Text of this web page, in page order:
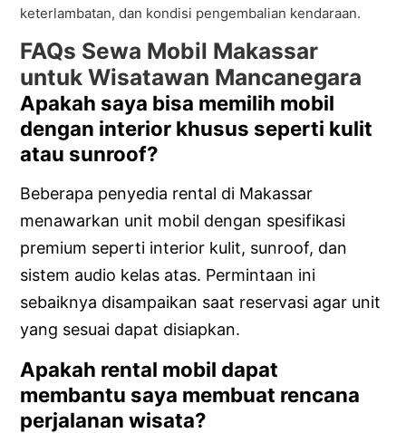
keterlambatan, dan kondisi pengembalian kendaraan.
FAQs Sewa Mobil Makassar
untuk Wisatawan Mancanegara
Apakah saya bisa memilih mobil
dengan interior khusus seperti kulit
atau sunroof?
Beberapa penyedia rental di Makassar
menawarkan unit mobil dengan spesifikasi
premium seperti interior kulit, sunroof, dan
sistem audio kelas atas. Permintaan ini
sebaiknya disampaikan saat reservasi agar unit
yang sesuai dapat disiapkan.
Apakah rental mobil dapat
membantu saya membuat rencana
perjalanan wisata?